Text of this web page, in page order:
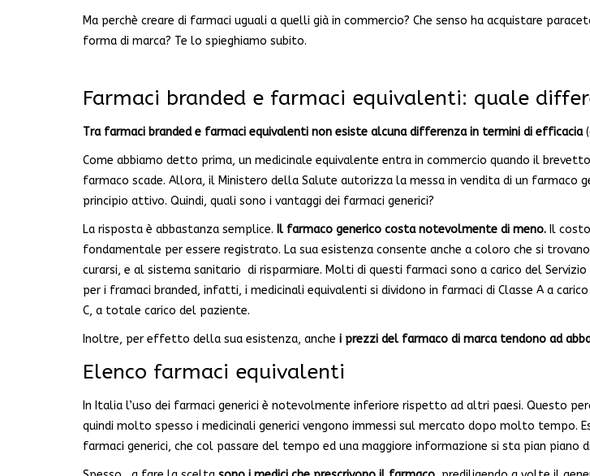
Ma perchè creare di farmaci uguali a quelli già in commercio? Che senso ha acquistare
forma di marca? Te lo spieghiamo subito.
Farmaci branded e farmaci equivalenti: quale
Tra farmaci branded e farmaci equivalenti non esiste alcuna differenza in termini di efficacia
Come abbiamo detto prima, un medicinale equivalente entra in commercio quando il
farmaco scade. Allora, il Ministero della Salute autorizza la messa in vendita di un farmaco
principio attivo. Quindi, quali sono i vantaggi dei farmaci generici?
La risposta è abbastanza semplice. Il farmaco generico costa notevolmente di meno. Il
fondamentale per essere registrato. La sua esistenza consente anche a coloro che si
curarsi, e al sistema sanitario di risparmiare. Molti di questi farmaci sono a carico del Servizio
per i framaci branded, infatti, i medicinali equivalenti si dividono in farmaci di Classe A a
C, a totale carico del paziente.
Inoltre, per effetto della sua esistenza, anche i prezzi del farmaco di marca tendono ad
Elenco farmaci equivalenti
In Italia l’uso dei farmaci generici è notevolmente inferiore rispetto ad altri paesi. Questo
quindi molto spesso i medicinali generici vengono immessi sul mercato dopo molto tempo.
farmaci generici, che col passare del tempo ed una maggiore informazione si sta pian piano